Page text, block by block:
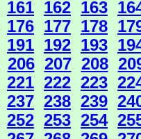
161 162 163
176 177 178
191 192 193
206 207 208
221 222 223
237 238 239
252 253 254